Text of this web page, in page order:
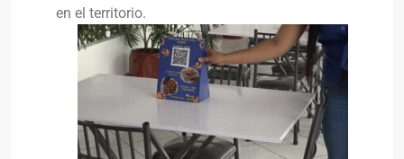
en el territorio.